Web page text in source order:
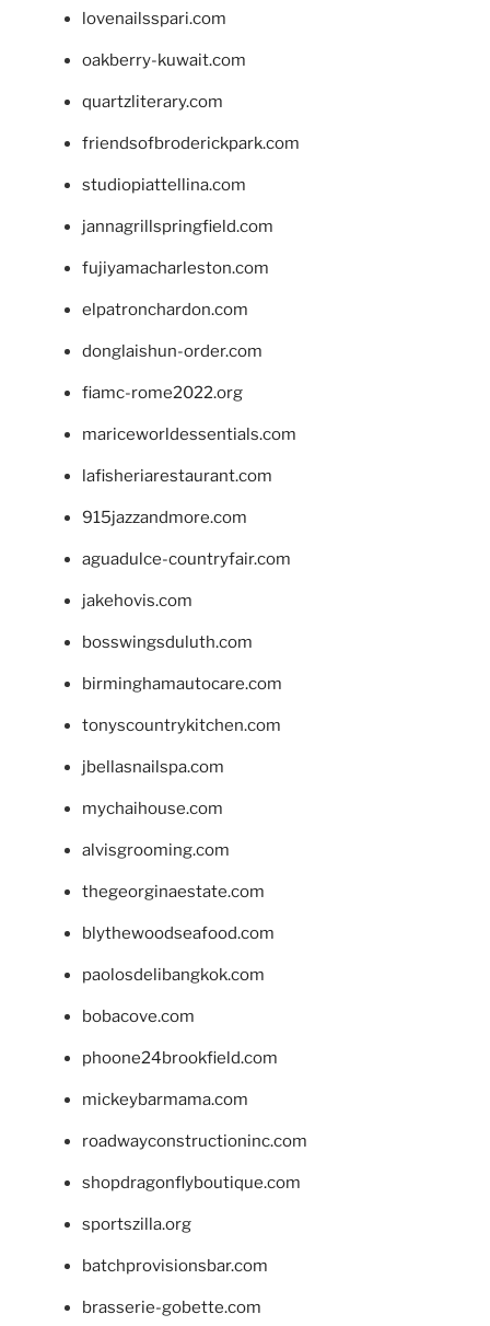
lovenailsspari.com
oakberry-kuwait.com
quartzliterary.com
friendsofbroderickpark.com
studiopiattellina.com
jannagrillspringfield.com
fujiyamacharleston.com
elpatronchardon.com
donglaishun-order.com
fiamc-rome2022.org
mariceworldessentials.com
lafisheriarestaurant.com
915jazzandmore.com
aguadulce-countryfair.com
jakehovis.com
bosswingsduluth.com
birminghamautocare.com
tonyscountrykitchen.com
jbellasnailspa.com
mychaihouse.com
alvisgrooming.com
thegeorginaestate.com
blythewoodseafood.com
paolosdelibangkok.com
bobacove.com
phoone24brookfield.com
mickeybarmama.com
roadwayconstructioninc.com
shopdragonflyboutique.com
sportszilla.org
batchprovisionsbar.com
brasserie-gobette.com